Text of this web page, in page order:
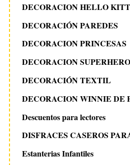
DECORACION HELLO
DECORACIÓN PAREDES
DECORACION PRINCESAS
DECORACION
DECORACIÓN TEXTIL
DECORACION WINNIE DE
Descuentos para lectores
DISFRACES CASEROS
Estanterias Infantiles